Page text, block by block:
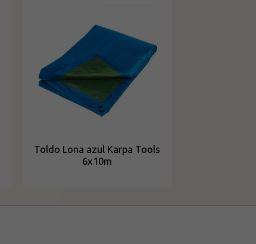
Toldo Lona azul Karpa Tools
6x10m